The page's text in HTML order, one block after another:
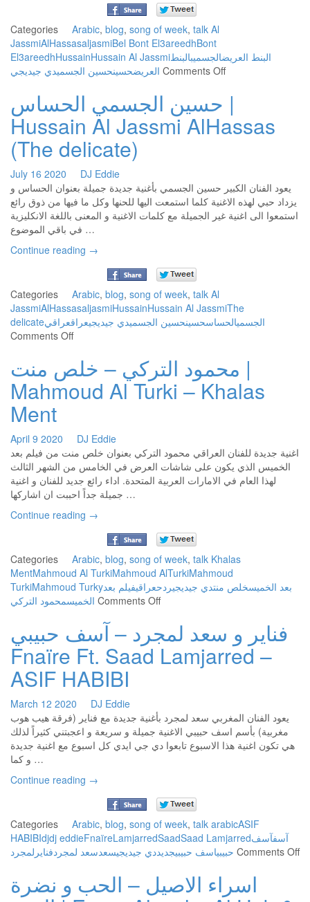
Categories Arabic, blog, song of week, talk Al
JassmiAlHassasaljasmiBel Bont El3areedhBont
El3areedhHussainHussain Al Jassmi البنط العريضالجسميبالبنط
العريضحسينحسين الجسميدي جيديجي Comments Offon
الجسمي
العريض
Jassmi
Bel
Bont
El3areedh
حسين الجسمي الحساس |
Hussain Al Jassmi AlHassas
(The delicate)
July 16 2020
DJ Eddie
يعود الفنان الكبير حسين الجسمي بأغنية جديدة جميلة بعنوان الحساس و
يزداد حبي لهذه الاغنية كلما استمعت اليها للحنها وكل ما فيها من ذوق رائع
استمعوا الى اغنية غير الجميلة مع كلمات الاغنية و المعنى باللغة الانكليزية
في باقي الموضوع …
Continue reading →
Categories Arabic, blog, song of week, talk Al
JassmiAlHassasaljasmiHussainHussain Al JassmiThe
delicate
الجسميالحساسحسينحسين الجسميدي جيديجيعراقعراقي
Comments Offon
الجسمي
الحساس
|
Jassmi
AlHassas
(The
delicate)
محمود التركي – خلص منت |
Mahmoud Al Turki – Khalas
Ment
April 9 2020
DJ Eddie
اغنية جديدة للفنان العراقي محمود التركي بعنوان خلص منت من فيلم بعد
الخميس الذي يكون على شاشات العرض في الخامس من الشهر الثالث
لهذا العام في الامارات العربية المتحدة. اداء رائع جديد للفنان و اغنية
جميلة جداً احببت ان اشاركها …
Continue reading →
Categories Arabic, blog, song of week, talk Khalas
MentMahmoud Al TurkiMahmoud AlTurkiMahmoud
TurkiMahmoud Turky بعد الخميسخلص منتدي جيديجيردحعراقيفيلم بعد
الخميسمحمود التركي Comments Offon
التركي
–
خلص
Turki
–
Khalas
فناير و سعد لمجرد – آسف حبيبي
Fnaïre Ft. Saad Lamjarred –
ASIF HABIBI
March 12 2020
DJ Eddie
يعود الفنان المغربي سعد لمجرد بأغنية جديدة مع فناير (فرقة هيب هوب
مغربية) بأسم اسف حبيبي الاغنية جميلة و سريعة و اعجبتني كثيراً لذلك
هي تكون اغنية هذا الاسبوع تابعوا دي جي ايدي كل اسبوع مع اغنية جديدة
و كما …
Continue reading →
Categories Arabic, blog, song of week, talk arabicASIF
HABIBIdjdj eddieFnaïreLamjarredSaadSaad Lamjarred آسفآسف
حبيبياسف حبيبيجديددي جيديجيسعدسعد لمجردفناير لمجرد Comments Offon
اسراء الاصيل – الحب و نضرة